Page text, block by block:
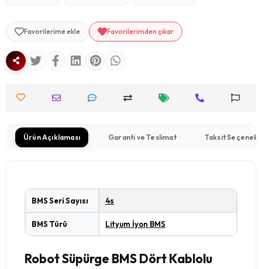
Favorilerime ekle Favorilerimden çıkar
Ürün Açıklaması Garanti ve Teslimat Taksit
BMS Seri Sayısı 4s
BMS Türü Lityum İyon BMS
Robot Süpürge BMS Dört Kablolu